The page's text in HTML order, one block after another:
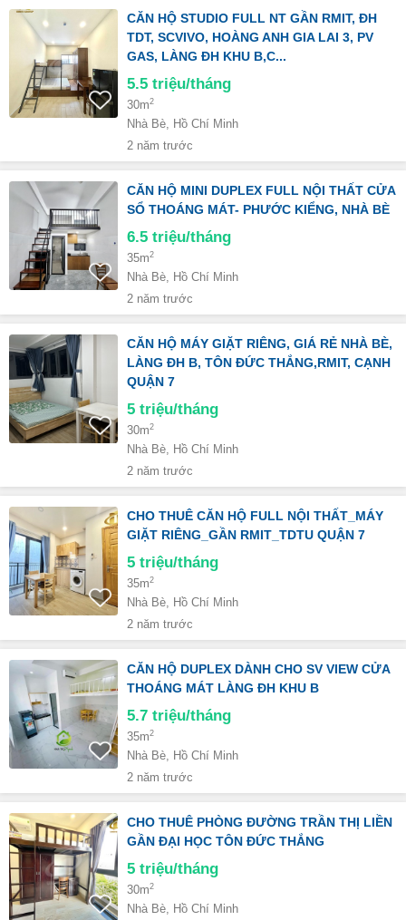
CĂN HỘ STUDIO FULL NT GẦN RMIT, ĐH
TDT, SCVIVO, HOÀNG ANH GIA LAI 3, PV
GAS, LÀNG ĐH KHU B,C...
5.5 triệu/tháng
30m2
Nhà Bè, Hồ Chí Minh
2 năm trước
CĂN HỘ MINI DUPLEX FULL NỘI THẤT CỬA
SỔ THOÁNG MÁT- PHƯỚC KIỂNG, NHÀ BÈ
6.5 triệu/tháng
35m2
Nhà Bè, Hồ Chí Minh
2 năm trước
CĂN HỘ MÁY GIẶT RIÊNG, GIÁ RẺ NHÀ BÈ,
LÀNG ĐH B, TÔN ĐỨC THẮNG,RMIT, CẠNH
QUẬN 7
5 triệu/tháng
30m2
Nhà Bè, Hồ Chí Minh
2 năm trước
CHO THUÊ CĂN HỘ FULL NỘI THẤT_MÁY
GIẶT RIÊNG_GẦN RMIT_TDTU QUẬN 7
5 triệu/tháng
35m2
Nhà Bè, Hồ Chí Minh
2 năm trước
CĂN HỘ DUPLEX DÀNH CHO SV VIEW CỬA
THOÁNG MÁT LÀNG ĐH KHU B
5.7 triệu/tháng
35m2
Nhà Bè, Hồ Chí Minh
2 năm trước
CHO THUÊ PHÒNG ĐƯỜNG TRẦN THỊ LIỀN
GẦN ĐẠI HỌC TÔN ĐỨC THẮNG
5 triệu/tháng
30m2
Nhà Bè, Hồ Chí Minh